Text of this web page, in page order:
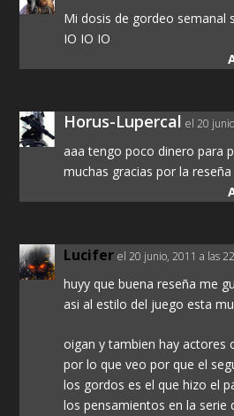
Mi dosis de gordeo semanal
IO IO IO
Horus-Lupercal el 20
aaa tengo poco dinero para
muchas gracias por la
Lucifer el 20 junio, 2011 a las
huyy que buena reseña me
asi al estilo del juego esta
oigan y tambien hay actores
por lo que veo por que el
los gordos es el que hizo el
los pensamientos en la serie